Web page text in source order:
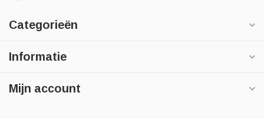
Categorieën
Informatie
Mijn account